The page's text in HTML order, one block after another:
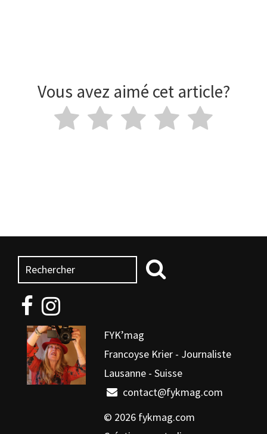
Vous avez aimé cet article?
FYK’mag
Francoyse Krier - Journaliste
Lausanne - Suisse
contact@fykmag.com
© 2026 fykmag.com